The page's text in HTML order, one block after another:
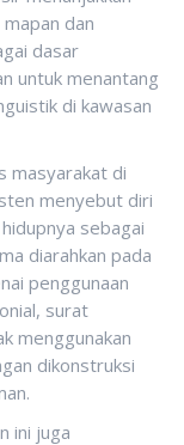
dan
dasar
untuk menantang
di kawasan
masyarakat di
menyebut diri
sebagai
diarahkan pada
penggunaan
surat
menggunakan
dikonstruksi
ini juga